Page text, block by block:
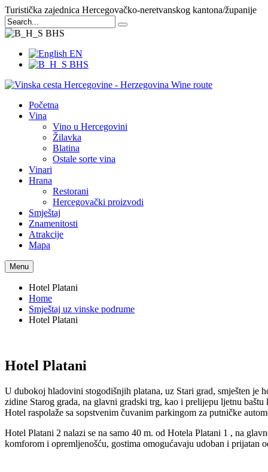
Turistička zajednica Hercegovačko-neretvanskog kantona/županije
BHS
EN
BHS
Početna
Vina
Vino u Hercegovini
Žilavka
Blatina
Ostale sorte vina
Vinari
Hrana
Restorani
Hercegovački proizvodi
Smještaj
Znamenitosti
Atrakcije
Mapa
Menu
Hotel Platani
Home
Smještaj uz vinske podrume
Hotel Platani
Hotel Platani
U dubokoj hladovini stogodišnjih platana, uz Stari grad, smješten je
zidine Starog grada, na glavni gradski trg, kao i prelijepu ljetnu
Hotel raspolaže sa sopstvenim čuvanim parkingom za putničke
Hotel Platani 2 nalazi se na samo 40 m. od Hotela Platani 1 , na
komforom i opremljenošću, gostima omogućavaju udoban i prijatan